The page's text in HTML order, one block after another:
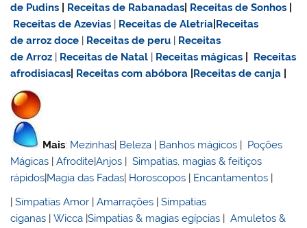
de Pudins
Receitas de Rabanadas Receitas de Sonhos
Receitas de Azevias | Receitas de Aletria Receitas
dearroz doce | Receitas de peru | Receitas
de Arroz | Receitas de Natal | Receitas mágicas
Receitas
afrodisiacas Receitas com abóbora Receitas de canja
Mais: Mezinhas| Beleza | Banhos mágicos | Poções
Mágicas |Afrodite|Anjos |Simpatias, magias & feitiços
rápidos|Magia das Fadas| Horoscopos | Encantamentos |
|Simpatias Amor |Amarrações |Simpatias
ciganas |Wicca |Simpatias & magias egípcias |Amuletos &